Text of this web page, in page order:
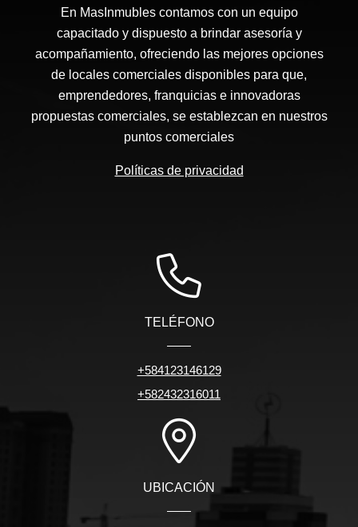
En MasInmubles contamos con un equipo
capacitado y dispuesto a brindar asesoría y
acompañamiento, ofreciendo las mejores opciones
de locales comerciales disponibles para que,
emprendedores, franquicias e innovadoras
propuestas comerciales, se establezcan en nuestros
puntos comerciales
Políticas de privacidad
TELÉFONO
+584123146129
+582432316011
UBICACIÓN